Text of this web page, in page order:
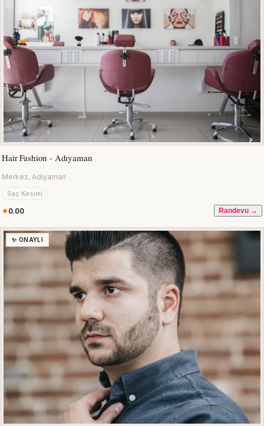
Hair Fashion - Adıyaman
Merkez, Adıyaman
Saç Kesimi
0.00 Randevu →
✨ ONAYLI